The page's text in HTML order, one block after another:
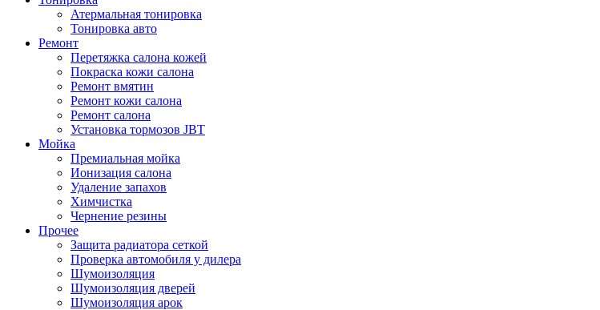
Атермальная тонировка
Тонировка авто
Ремонт
Перетяжка салона кожей
Покраска кожи салона
Ремонт вмятин
Ремонт кожи салона
Ремонт салона
Установка тормозов JBT
Мойка
Премиальная мойка
Ионизация салона
Удаление запахов
Химчистка
Чернение резины
Прочее
Защита радиатора сеткой
Проверка автомобиля у дилера
Шумоизоляция
Шумоизоляция дверей
Шумоизоляция арок